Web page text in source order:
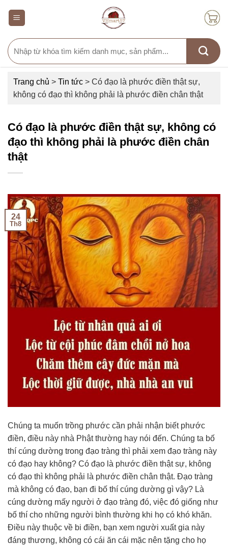
Search
for:
Trang chủ > Tin tức > Có đạo là phước điền thật sự,
không có đạo thì không phải là phước điền chân thật
Có đạo là phước điền thật sự, không có
đạo thì không phải là phước điền chân
thật
24
Th8
Chúng ta muốn trồng phước cần phải nhận biết phước
điền, điều này nhà Phật thường hay nói đến. Chúng ta bố
thí cúng dường trong đạo tràng thì phải xem đạo tràng này
có đạo hay không? Có đạo là phước điền thật sự, không
có đạo thì không phải là phước điền chân thật. Đạo tràng
mà không có đạo, bạn đi bố thí cúng dường gì vậy? Là
cúng dường mấy người ở đạo tràng đó, việc đó giống như
bố thí cho những người bình thường khi họ có khó khăn.
Điều này thuộc về bi điền, bạn xem người xuất gia này
đáng thương, không có cái ăn cái mặc nên tặng cho họ